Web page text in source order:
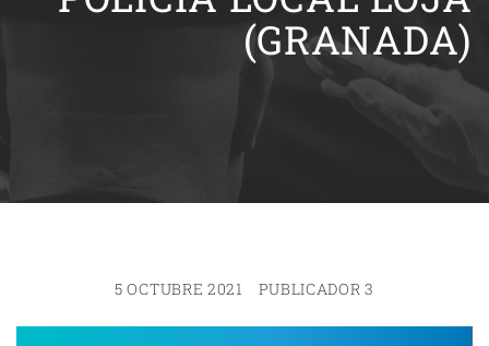
(GRANADA)
5 OCTUBRE 2021 PUBLICADOR 3